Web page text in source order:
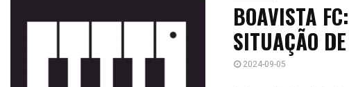
BOAVISTA
SITUAÇÃO
2024-09-05